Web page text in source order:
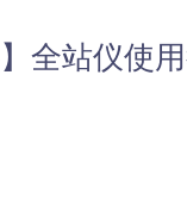
全站仪使